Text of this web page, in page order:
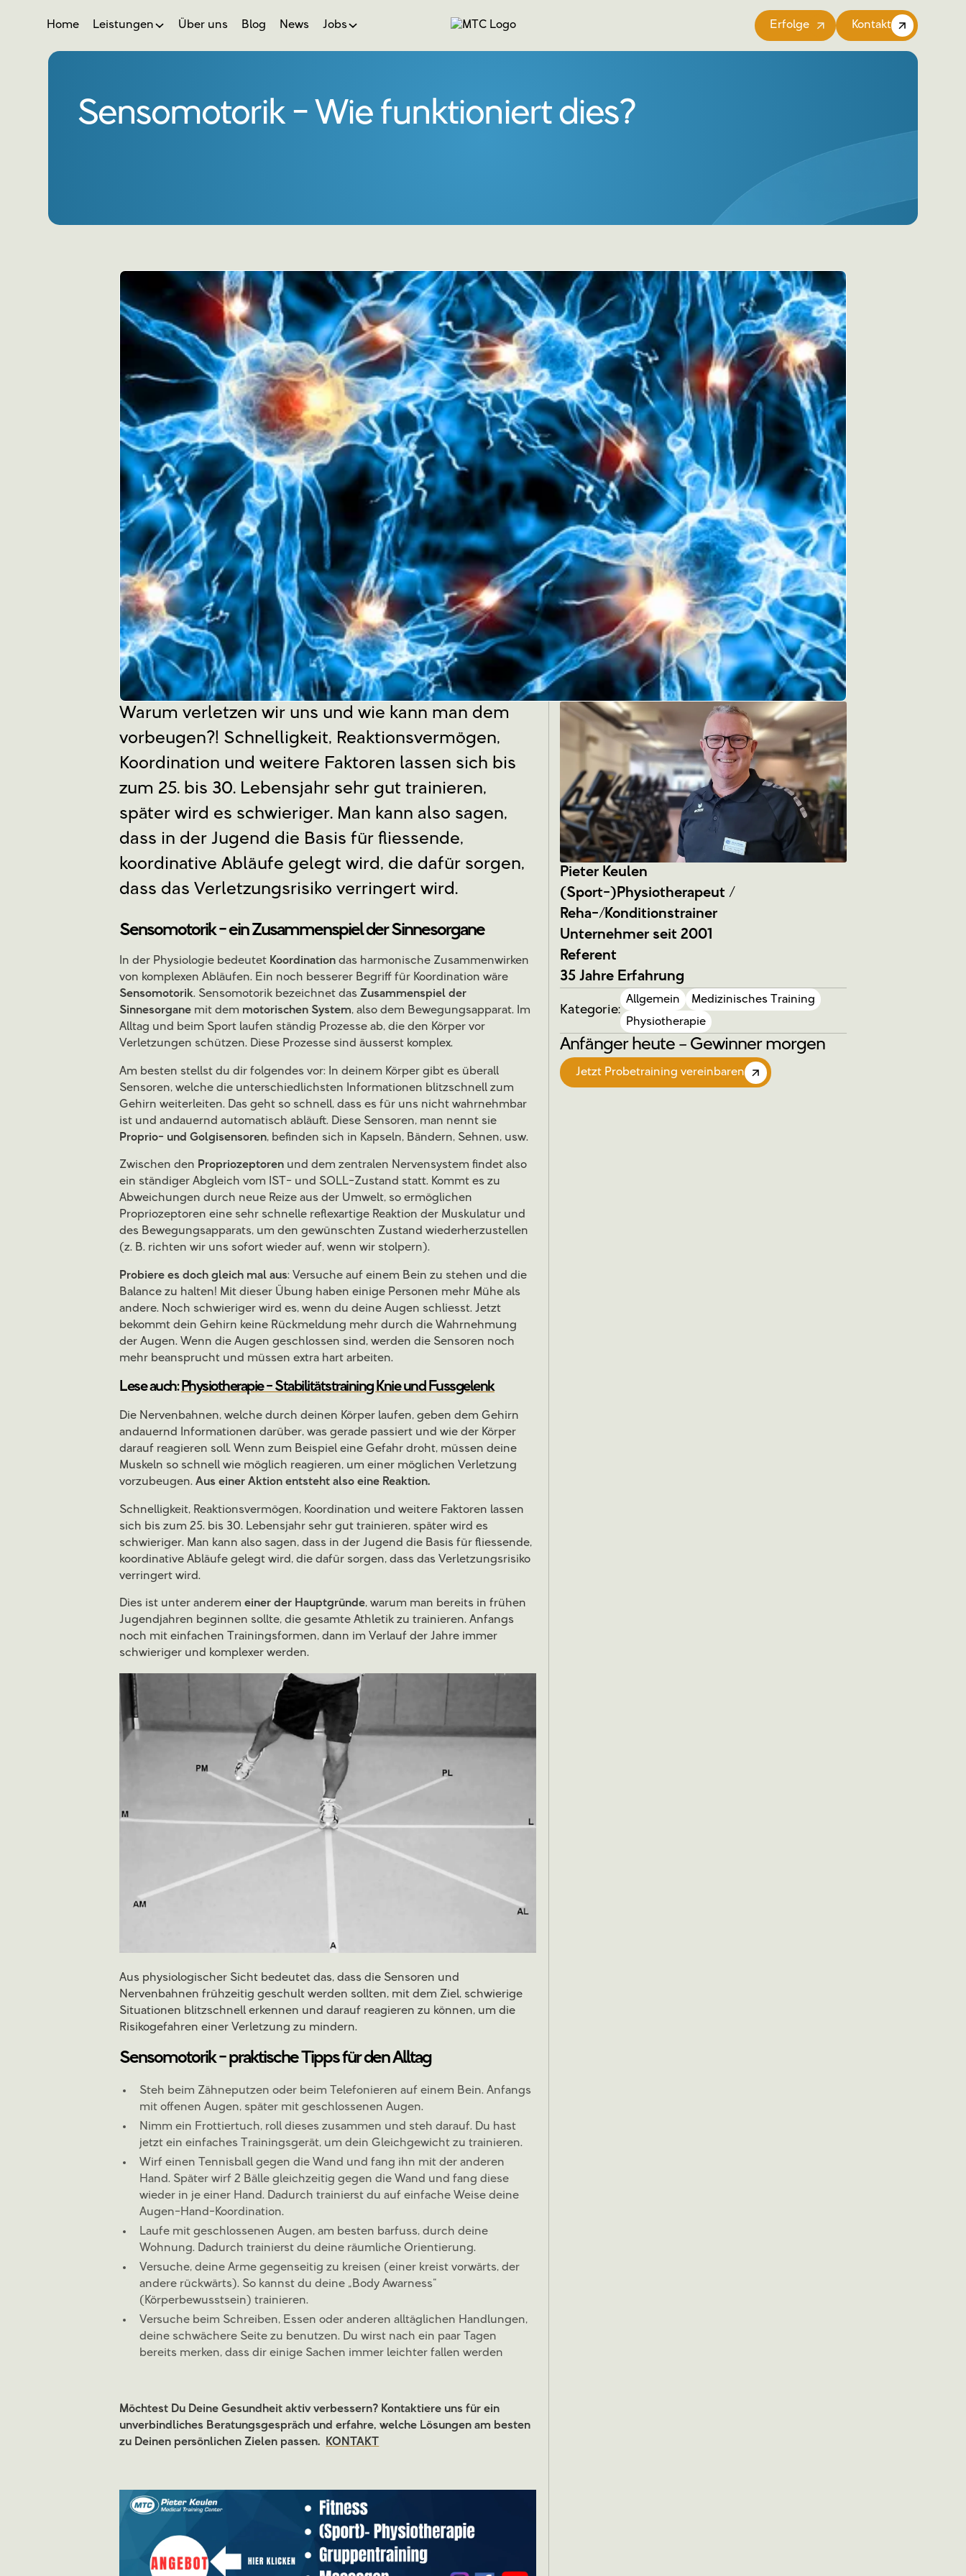
Home Leistungen Über uns Blog News Jobs Erfolge Kontakt
Sensomotorik - Wie funktioniert dies?
Warum verletzen wir uns und wie kann man dem
vorbeugen?! Schnelligkeit, Reaktionsvermögen,
Koordination und weitere Faktoren lassen sich bis
zum 25. bis 30. Lebensjahr sehr gut trainieren,
später wird es schwieriger. Man kann also sagen,
dass in der Jugend die Basis für fliessende,
koordinative Abläufe gelegt wird, die dafür sorgen,
dass das Verletzungsrisiko verringert wird.
Sensomotorik - ein Zusammenspiel der Sinnesorgane
In der Physiologie bedeutet Koordination das harmonische Zusammenwirken
von komplexen Abläufen. Ein noch besserer Begriff für Koordination wäre
Sensomotorik. Sensomotorik bezeichnet dasZusammenspiel der
Sinnesorgane mit dem motorischen System, also dem Bewegungsapparat. Im
Alltag und beim Sport laufen ständig Prozesse ab, die den Körper vor
Verletzungen schützen. Diese Prozesse sind äusserst komplex.
Am besten stellst du dir folgendes vor: In deinem Körper gibt es überall
Sensoren, welche die unterschiedlichsten Informationen blitzschnell zum
Gehirn weiterleiten. Das geht so schnell, dass es für uns nicht wahrnehmbar
ist und andauernd automatisch abläuft. Diese Sensoren, man nennt sie
Proprio- und Golgisensoren, befinden sich in Kapseln, Bändern, Sehnen, usw.
Zwischen den Propriozeptoren und dem zentralen Nervensystem findet also
ein ständiger Abgleich vom IST- und SOLL-Zustand statt. Kommt es zu
Abweichungen durch neue Reize aus der Umwelt, so ermöglichen
Propriozeptoren eine sehr schnelle reflexartige Reaktion der Muskulatur und
des Bewegungsapparats, um den gewünschten Zustand wiederherzustellen
(z. B. richten wir uns sofort wieder auf, wenn wir stolpern).
Probiere es doch gleich mal aus: Versuche auf einem Bein zu stehen und die
Balance zu halten! Mit dieser Übung haben einige Personen mehr Mühe als
andere. Noch schwieriger wird es, wenn du deine Augen schliesst. Jetzt
bekommt dein Gehirn keine Rückmeldung mehr durch die Wahrnehmung
der Augen. Wenn die Augen geschlossen sind, werden die Sensoren noch
mehr beansprucht und müssen extra hart arbeiten.
Lese auch: Physiotherapie - Stabilitätstraining Knie und Fussgelenk
Die Nervenbahnen, welche durch deinen Körper laufen, geben dem Gehirn
andauernd Informationen darüber, was gerade passiert und wie der Körper
darauf reagieren soll. Wenn zum Beispiel eine Gefahr droht, müssen deine
Muskeln so schnell wie möglich reagieren, um einer möglichen Verletzung
vorzubeugen.Aus einer Aktion entsteht also eine Reaktion.
Schnelligkeit, Reaktionsvermögen, Koordination und weitere Faktoren lassen
sich bis zum 25. bis 30. Lebensjahr sehr gut trainieren, später wird es
schwieriger. Man kann also sagen, dass in der Jugend die Basis für fliessende,
koordinative Abläufe gelegt wird, die dafür sorgen, dass das Verletzungsrisiko
verringert wird.
Dies ist unter anderemeiner der Hauptgründe, warum man bereits in frühen
Jugendjahren beginnen sollte, die gesamte Athletik zu trainieren. Anfangs
noch mit einfachen Trainingsformen, dann im Verlauf der Jahre immer
schwieriger und komplexer werden.
Aus physiologischer Sicht bedeutet das, dass die Sensoren und
Nervenbahnen frühzeitig geschult werden sollten, mit dem Ziel, schwierige
Situationen blitzschnell erkennen und darauf reagieren zu können, um die
Risikogefahren einer Verletzung zu mindern.
Sensomotorik - praktische Tipps für den Alltag
Steh beim Zähneputzen oder beim Telefonieren auf einem Bein. Anfangs
mit offenen Augen, später mit geschlossenen Augen.
Nimm ein Frottiertuch, roll dieses zusammen und steh darauf. Du hast
jetzt ein einfaches Trainingsgerät, um dein Gleichgewicht zu trainieren.
Wirf einen Tennisball gegen die Wand und fang ihn mit der anderen
Hand. Später wirf 2 Bälle gleichzeitig gegen die Wand und fang diese
wieder in je einer Hand. Dadurch trainierst du auf einfache Weise deine
Augen-Hand-Koordination.
Laufe mit geschlossenen Augen, am besten barfuss, durch deine
Wohnung. Dadurch trainierst du deine räumliche Orientierung.
Versuche, deine Arme gegenseitig zu kreisen (einer kreist vorwärts, der
andere rückwärts). So kannst du deine „Body Awarness“
(Körperbewusstsein) trainieren.
Versuche beim Schreiben, Essen oder anderen alltäglichen Handlungen,
deine schwächere Seite zu benutzen. Du wirst nach ein paar Tagen
bereits merken, dass dir einige Sachen immer leichter fallen werden
Möchtest Du Deine Gesundheit aktiv verbessern? Kontaktiere uns für ein
unverbindliches Beratungsgespräch und erfahre, welche Lösungen am besten
zu Deinen persönlichen Zielen passen.
KONTAKT
Pieter Keulen
(Sport-)Physiotherapeut /
Reha-/Konditionstrainer
Unternehmer seit 2001
Referent
35 Jahre Erfahrung
Kategorie:
Allgemein
Medizinisches Training
Physiotherapie
Anfänger heute – Gewinner morgen
Jetzt Probetraining vereinbaren